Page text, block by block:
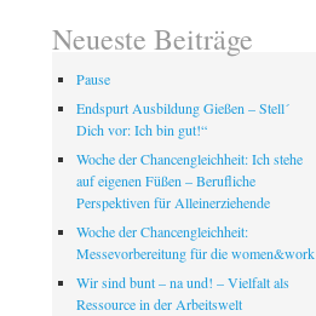
Neueste Beiträge
Pause
Endspurt Ausbildung Gießen – Stell´
Dich vor: Ich bin gut!“
Woche der Chancengleichheit: Ich stehe
auf eigenen Füßen – Berufliche
Perspektiven für Alleinerziehende
Woche der Chancengleichheit:
Messevorbereitung für die women&work
Wir sind bunt – na und! – Vielfalt als
Ressource in der Arbeitswelt